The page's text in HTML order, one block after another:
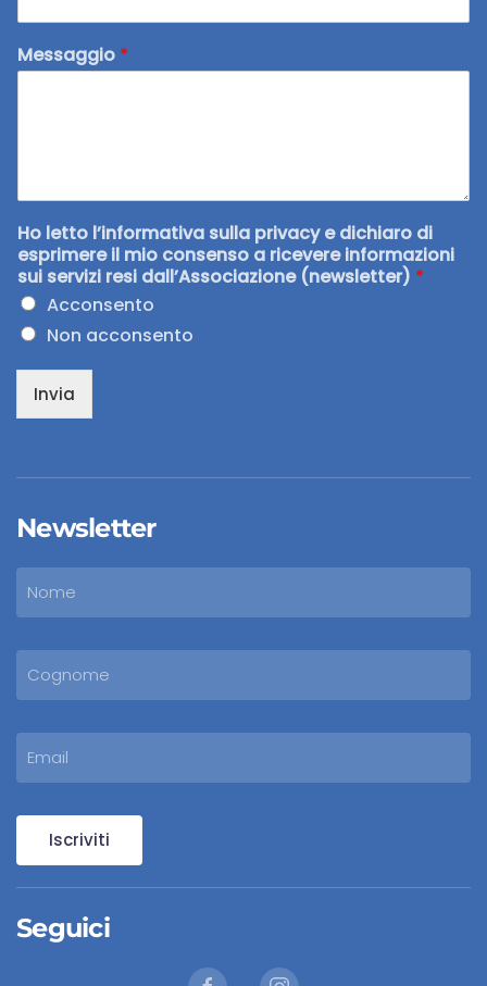
Messaggio *
Ho letto l’informativa sulla privacy e dichiaro di
esprimere il mio consenso a ricevere informazioni
sui servizi resi dall’Associazione (newsletter) *
Acconsento
Non acconsento
Invia
Newsletter
Iscriviti
Seguici